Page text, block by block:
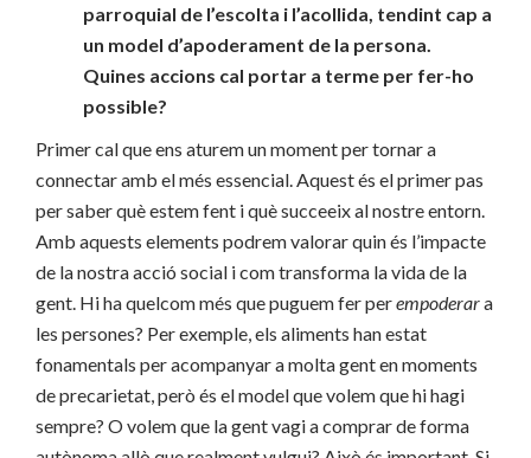
parroquial de l’escolta i l’acollida, tendint cap a
un model d’apoderament de la persona.
Quines accions cal portar a terme per fer-ho
possible?
Primer cal que ens aturem un moment per tornar a
connectar amb el més essencial. Aquest és el primer pas
per saber què estem fent i què succeeix al nostre entorn.
Amb aquests elements podrem valorar quin és l’impacte
de la nostra acció social i com transforma la vida de la
gent. Hi ha quelcom més que puguem fer perempoderara
les persones? Per exemple, els aliments han estat
fonamentals per acompanyar a molta gent en moments
de precarietat, però és el model que volem que hi hagi
sempre? O volem que la gent vagi a comprar de forma